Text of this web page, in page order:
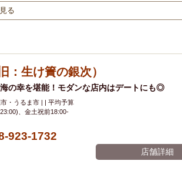
大人数
タ映え 座敷席 記念日 泡盛
喫煙可
観光客に人気 大部屋30名
カウンター
オリオンドラフト
ウィスキー テレビ 飲み会
掘りごたつ
クリスマス 和食
気軽に一杯
る
：生け簀の銀次）
の幸を堪能！モダンな店内はデートにも◎
・うるま市 | | 平均予算
、金土祝前18:00-
923-1732
店舗詳細